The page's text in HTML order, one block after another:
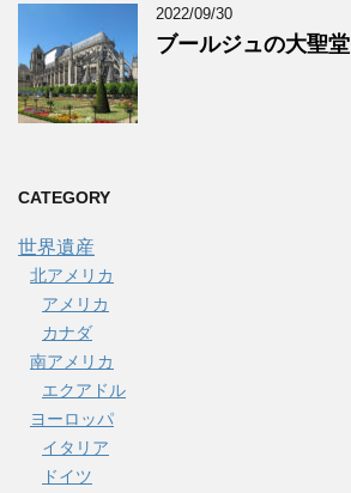
2022/09/30
ブールジュの大聖堂
CATEGORY
世界遺産
北アメリカ
アメリカ
カナダ
南アメリカ
エクアドル
ヨーロッパ
イタリア
ドイツ